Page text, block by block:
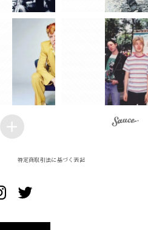
特定商取引法に基づく表記